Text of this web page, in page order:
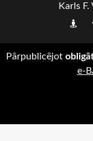
Karls F.
Pārpublicējot
e-